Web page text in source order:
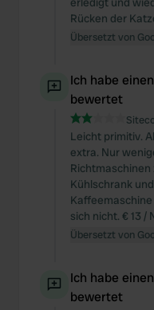
Rücken der
Übersetzt von
Ich habe
bewertet
Leicht primitiv.
extra. Nur
Kühlschrank
sich nicht. € 13 /
Übersetzt von
Ich habe
bewertet